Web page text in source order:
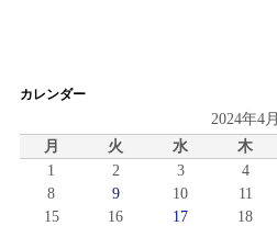
カレンダー
2024年4月
月
火 水 木
1 2 3 4
8
9 10 11
15
16 17 18